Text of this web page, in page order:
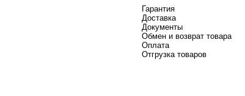
Гарантия
Доставка
Документы
Обмен и возврат товара
Оплата
Отгрузка товаров